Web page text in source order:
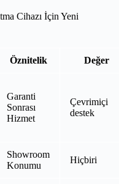
Cihazı İçin Yeni
Öznitelik Değer
Garanti
Sonrası
Hizmet
Çevrimiçi
destek
Showroom
Konumu
Hiçbiri